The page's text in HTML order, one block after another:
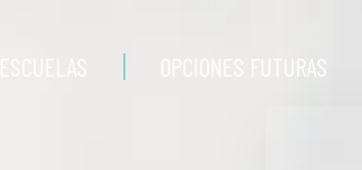
OPCIONES FUTURAS